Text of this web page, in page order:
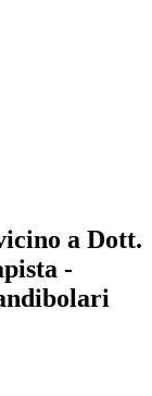
a Dott.
-